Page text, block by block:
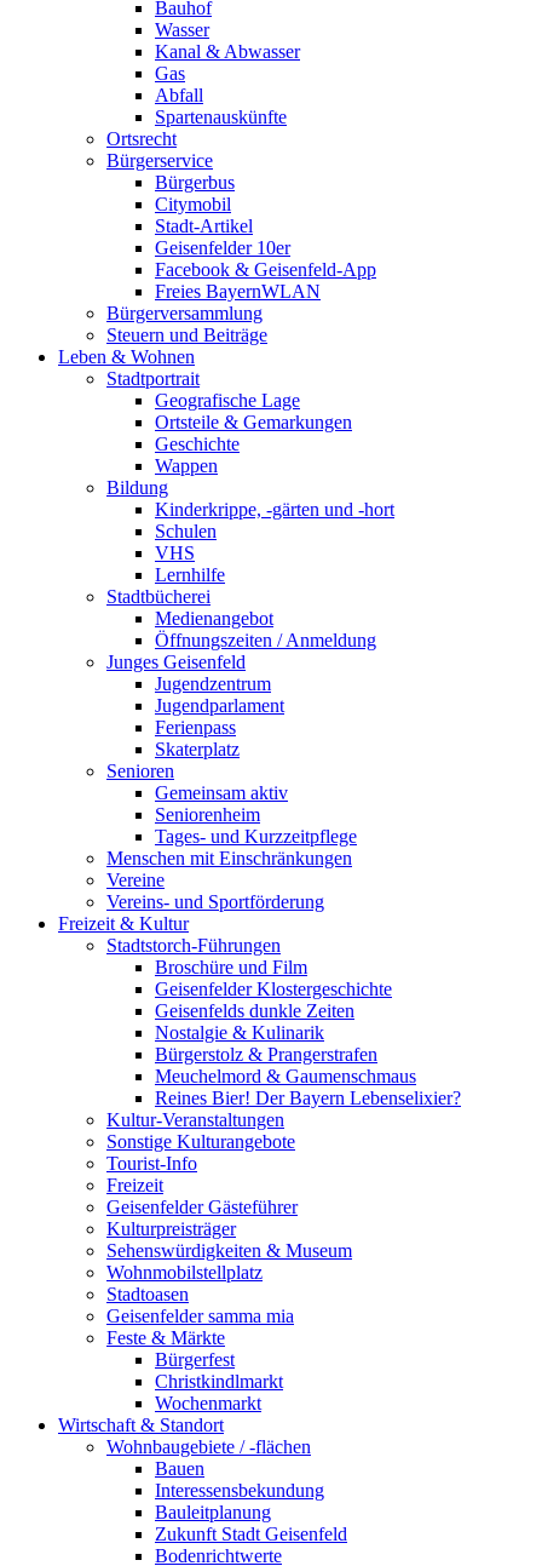
Bauhof
Wasser
Kanal & Abwasser
Gas
Abfall
Spartenauskünfte
Ortsrecht
Bürgerservice
Bürgerbus
Citymobil
Stadt-Artikel
Geisenfelder 10er
Facebook & Geisenfeld-App
Freies BayernWLAN
Bürgerversammlung
Steuern und Beiträge
Leben & Wohnen
Stadtportrait
Geografische Lage
Ortsteile & Gemarkungen
Geschichte
Wappen
Bildung
Kinderkrippe, -gärten und -hort
Schulen
VHS
Lernhilfe
Stadtbücherei
Medienangebot
Öffnungszeiten / Anmeldung
Junges Geisenfeld
Jugendzentrum
Jugendparlament
Ferienpass
Skaterplatz
Senioren
Gemeinsam aktiv
Seniorenheim
Tages- und Kurzzeitpflege
Menschen mit Einschränkungen
Vereine
Vereins- und Sportförderung
Freizeit & Kultur
Stadtstorch-Führungen
Broschüre und Film
Geisenfelder Klostergeschichte
Geisenfelds dunkle Zeiten
Nostalgie & Kulinarik
Bürgerstolz & Prangerstrafen
Meuchelmord & Gaumenschmaus
Reines Bier! Der Bayern Lebenselixier?
Kultur-Veranstaltungen
Sonstige Kulturangebote
Tourist-Info
Freizeit
Geisenfelder Gästeführer
Kulturpreisträger
Sehenswürdigkeiten & Museum
Wohnmobilstellplatz
Stadtoasen
Geisenfelder samma mia
Feste & Märkte
Bürgerfest
Christkindlmarkt
Wochenmarkt
Wirtschaft & Standort
Wohnbaugebiete / -flächen
Bauen
Interessensbekundung
Bauleitplanung
Zukunft Stadt Geisenfeld
Bodenrichtwerte